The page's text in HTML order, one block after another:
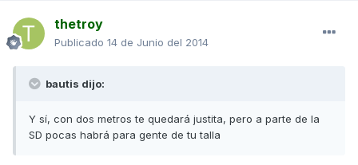
thetroy
Publicado 14 de Junio del 2014
bautis dijo:
Y sí, con dos metros te quedará justita, pero a parte de la
SD pocas habrá para gente de tu talla